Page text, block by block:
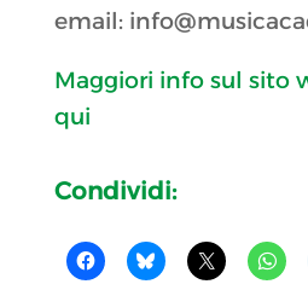
email:
Maggiori info sul sito
qui
Condividi: